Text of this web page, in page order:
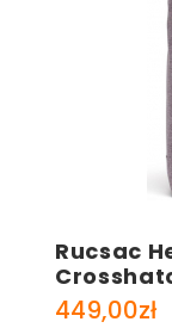
Rucsac
449,00zł